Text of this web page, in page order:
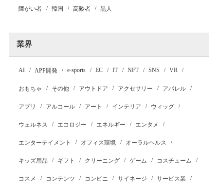
障がい者 韓国 高齢者 黒人
業界
AI APP開発 e-sports EC IT NFT SNS VR
おもちゃ その他 アウトドア アクセサリー アパレル
アプリ アルコール アート インテリア ウィッグ
ウェルネス エコロジー エネルギー エンタメ
エンターテイメント オフィス環境 オーラルヘルス
キッズ用品 ギフト クリーニング ゲーム コスチューム
コスメ コンテンツ コンビニ サイネージ サービス業